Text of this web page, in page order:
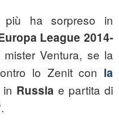
più ha sorpreso in
League 2014-
Ventura, se la
lo Zenit con la
Russia e partita di